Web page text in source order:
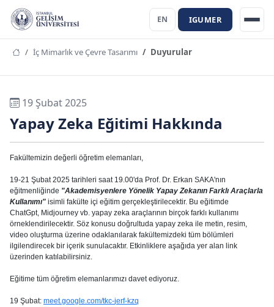
EN IGUMER
İç Mimarlık ve Çevre Tasarımı Duyurular
19 Şubat 2025
Yapay Zeka Eğitimi Hakkında
Fakültemizin değerli öğretim elemanları,
19-21 Şubat 2025 tarihleri saat 19.00'da Prof. Dr. Erkan SAKA'nın
eğitmenliğinde "Akademisyenlere Yönelik Yapay Zekanın Farklı Araçlarla
Kullanımı" isimli fakülte içi eğitim gerçekleştirilecektir. Bu eğitimde
ChatGpt, Midjourney vb. yapay zeka araçlarının birçok farklı kullanımı
örneklendirilecektir. Söz konusu doğrultuda yapay zeka ile metin, resim,
video oluşturma üzerine odaklanılarak fakültemizdeki tüm bölümleri
ilgilendirecek bir içerik sunulacaktır. Etkinliklere aşağıda yer alan link
üzerinden katılabilirsiniz.
Eğitime tüm öğretim elemanlarımızı davet ediyoruz.
19 Şubat: meet.google.com/tkc-jerf-kzq